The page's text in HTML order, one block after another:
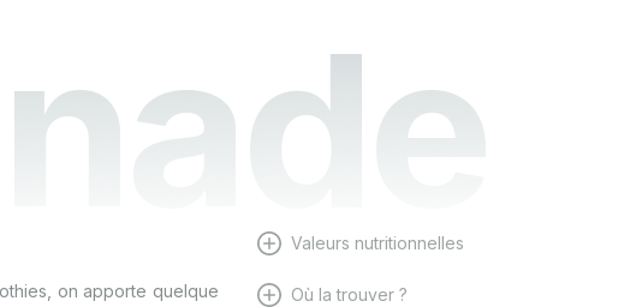
on apporte quelque
Valeurs nutritionnelles
Où la trouver ?